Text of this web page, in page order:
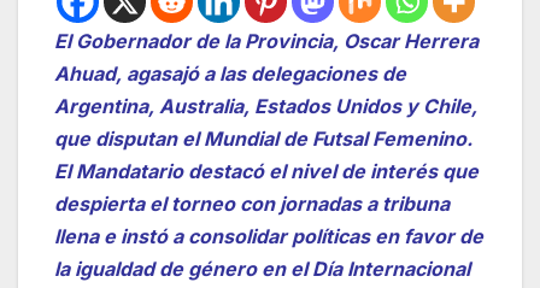
El Gobernador de la Provincia, Oscar Herrera
Ahuad, agasajó a las delegaciones de
Argentina, Australia, Estados Unidos y Chile,
que disputan el Mundial de Futsal Femenino.
El Mandatario destacó el nivel de interés que
despierta el torneo con jornadas a tribuna
llena e instó a consolidar políticas en favor de
la igualdad de género en el Día Internacional